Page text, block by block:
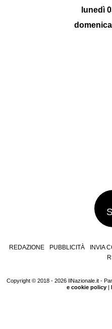
lunedì
REDAZIONE PUBBLICITÀ INVIA
Copyright © 2018 - 2026 IlNazionale.it -
e cookie policy|